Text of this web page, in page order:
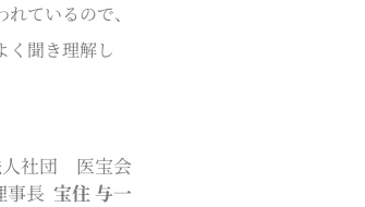
ているので、
く聞き理解し
人社団 医宝会
事長 宝住 与一